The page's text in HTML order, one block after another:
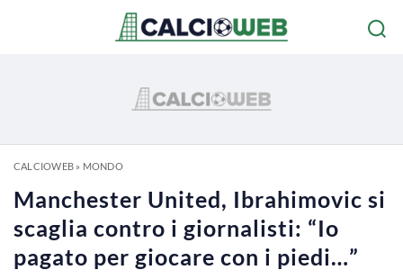
CALCIOWEB» MONDO
Manchester United, Ibrahimovic si
scaglia contro i giornalisti: “Io
pagato per giocare con i piedi…”